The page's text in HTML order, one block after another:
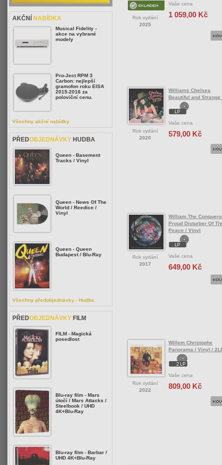
Rok vydání
2025
Vaše cena
1 059,00 Kč
Rok vydání
2020
Williams Chelsea
Beautiful and Strange
Vaše cena
579,00 Kč
Rok vydání
2017
William The
Proud Disturber Of
Peace / Vinyl
Vaše cena
649,00 Kč
Rok vydání
2022
Willem Christophe
Panorama / Vinyl /
Vaše cena
809,00 Kč
AKČNÍ NABÍDKA
Musical Fidelity -
akce na vybrané
modely
Pro-Ject RPM 3
Carbon: nejlepší
gramofon roku EISA
2015-2016 za
poloviční cenu.
Všechny akční nabídky
PŘEDOBJEDNÁVKY HUDBA
Queen - Basement
Tracks / Vinyl
Queen - News Of The
World / Reedice /
Vinyl
Queen - Queen
Budapest / Blu-Ray
Všechny předobjednávky - Hudba
PŘEDOBJEDNÁVKY FILM
FILM - Magická
posedlost
Blu-ray film - Mars
útočí / Mars Attacks /
Steelbook / UHD
4K+Blu-Ray
Blu-ray film - Barbar /
UHD 4K+Blu-Ray